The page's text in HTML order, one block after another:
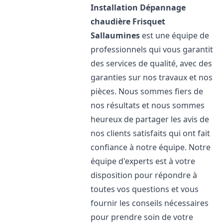
Installation Dépannage
chaudière Frisquet
Sallaumines est une équipe de
professionnels qui vous garantit
des services de qualité, avec des
garanties sur nos travaux et nos
pièces. Nous sommes fiers de
nos résultats et nous sommes
heureux de partager les avis de
nos clients satisfaits qui ont fait
confiance à notre équipe. Notre
équipe d'experts est à votre
disposition pour répondre à
toutes vos questions et vous
fournir les conseils nécessaires
pour prendre soin de votre